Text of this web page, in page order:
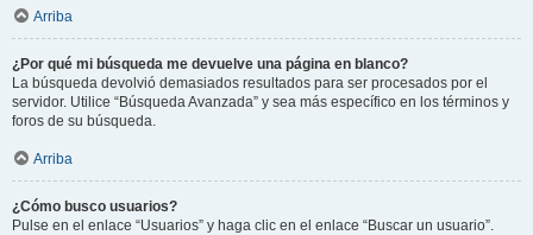
Arriba
¿Por qué mi búsqueda me devuelve una página en blanco?
La búsqueda devolvió demasiados resultados para ser procesados por el
servidor. Utilice “Búsqueda Avanzada” y sea más específico en los términos y
foros de su búsqueda.
Arriba
¿Cómo busco usuarios?
Pulse en el enlace “Usuarios” y haga clic en el enlace “Buscar un usuario”.